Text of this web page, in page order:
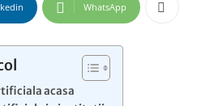
WhatsApp
acasa